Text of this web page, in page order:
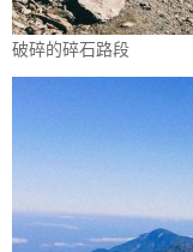
破碎的碎石路段